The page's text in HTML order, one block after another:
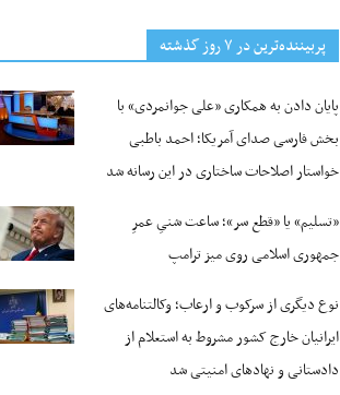
پربیننده‌ترین‌ در ۷ روز گذشته
پایان دادن به همکاری «علی جوانمردی» با
بخش فارسی صدای آمریکا؛ احمد باطبی
خواستار اصلاحات ساختاری در این رسانه شد
«تسلیم» یا «قطع سر»؛ ساعت شنیِ عمرِ
جمهوری اسلامی روی میز ترامپ
نوع دیگری از سرکوب و ارعاب؛ وکالتنامه‌های
ایرانیان خارج کشور مشروط به استعلام از
دادستانی و نهادهای امنیتی شد